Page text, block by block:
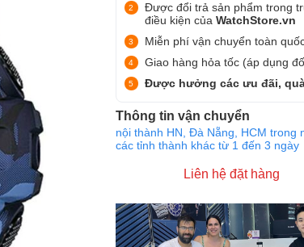
Được đổi trả sản phẩm trong
điều kiện của WatchStore.vn
Miễn phí vận chuyển toàn
Giao hàng hỏa tốc (áp dụng
Được hưởng các ưu đãi,
Thông tin vận chuyển
nội thành HN, Đà Nẵng, HCM trong
các tỉnh thành khác từ 1 đến 3 ngày
Liên hệ đặt hàng